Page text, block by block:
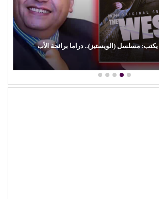
مسلسل (الويستيز).. دراما برائحة الأب